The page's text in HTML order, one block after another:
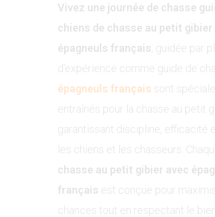
Vivez une journée de chasse
chiens de chasse au petit gibier
épagneuls français, guidée par
d’expérience comme guide de
épagneuls français sont
entraînés pour la chasse au petit
garantissant discipline, efficacité
les chiens et les chasseurs.
chasse au petit gibier avec
français est conçue pour
chances tout en respectant le